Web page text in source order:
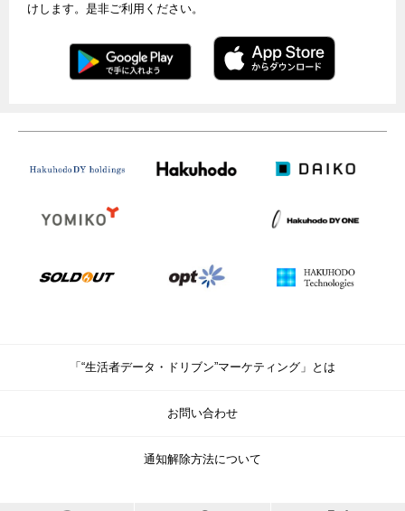
けします。是非ご利用ください。
「“生活者データ・ドリブン”マーケティング」とは
お問い合わせ
通知解除方法について